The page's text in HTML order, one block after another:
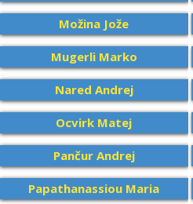
Možina Jože
Mugerli Marko
Nared Andrej
Ocvirk Matej
Pančur Andrej
Papathanassiou Maria